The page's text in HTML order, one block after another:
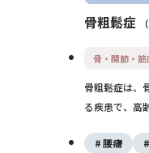
骨粗鬆症
骨・関節・筋
骨粗鬆症は、
る疾患で、高
にもなるため
腰痛